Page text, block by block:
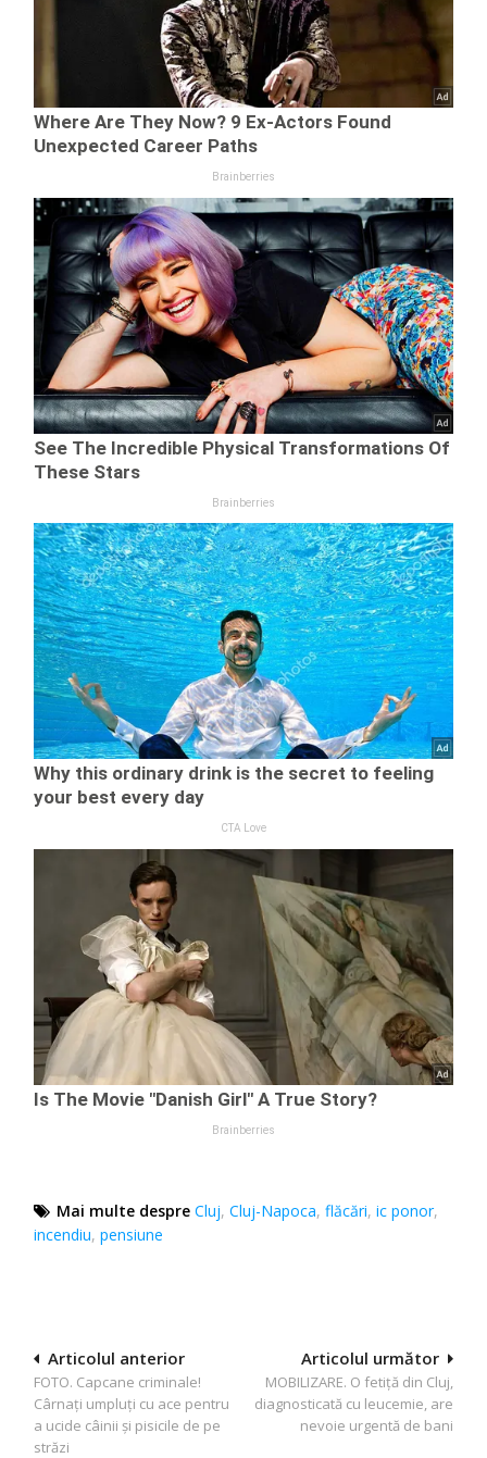
Mai multe despre Cluj,Cluj-Napoca,flăcări,ic ponor,
incendiu,pensiune
Navigare
în
articole
Articolul următor
MOBILIZARE. O fetiță din Cluj,
diagnosticată cu leucemie, are
nevoie urgentă de bani
Articolul anterior
FOTO. Capcane criminale!
Cârnați umpluți cu ace pentru
a ucide câinii și pisicile de pe
străzi